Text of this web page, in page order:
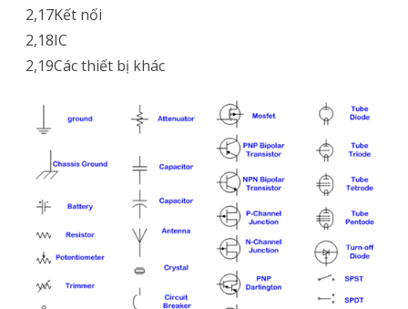
2,17Kết nối
2,18IC
2,19Các thiết bị khác